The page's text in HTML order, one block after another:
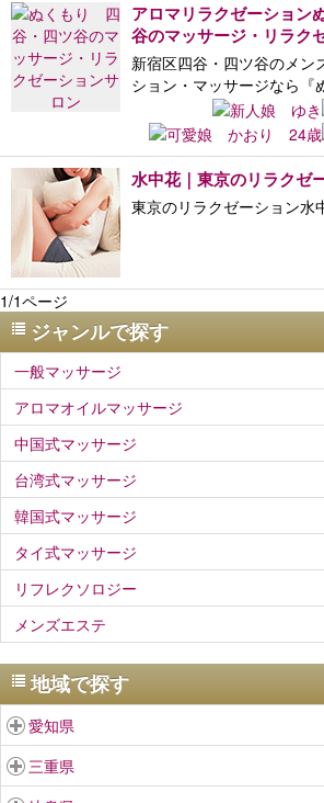
アロマリラクゼーショ
谷のマッサージ・リラク
新宿区四谷・四ツ谷のメン
ション・マッサージなら『
水中花｜東京のリラクゼ
東京のリラクゼーション水
1/1ページ
ジャンルで探す
一般マッサージ
アロマオイルマッサージ
中国式マッサージ
台湾式マッサージ
韓国式マッサージ
タイ式マッサージ
リフレクソロジー
メンズエステ
地域で探す
愛知県
三重県